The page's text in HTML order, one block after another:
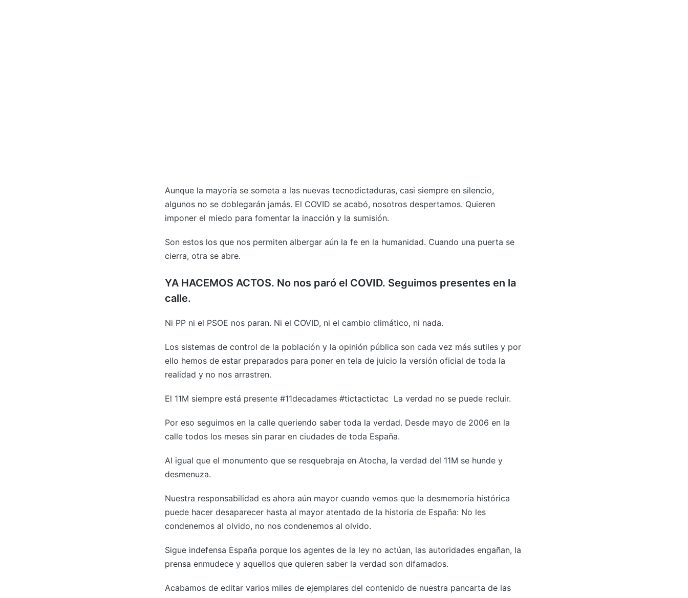
Aunque la mayoría se someta a las nuevas tecnodictaduras, casi siempre en silencio,
algunos no se doblegarán jamás. El COVID se acabó, nosotros despertamos. Quieren
imponer el miedo para fomentar la inacción y la sumisión.
Son estos los que nos permiten albergar aún la fe en la humanidad. Cuando una puerta se
cierra, otra se abre.
YA HACEMOS ACTOS. No nos paró el COVID. Seguimos presentes en la
calle.
Ni PP ni el PSOE nos paran. Ni el COVID, ni el cambio climático, ni nada.
Los sistemas de control de la población y la opinión pública son cada vez más sutiles y por
ello hemos de estar preparados para poner en tela de juicio la versión oficial de toda la
realidad y no nos arrastren.
El 11M siempre está presente #11decadames #tictactictac La verdad no se puede recluir.
Por eso seguimos en la calle queriendo saber toda la verdad. Desde mayo de 2006 en la
calle todos los meses sin parar en ciudades de toda España.
Al igual que el monumento que se resquebraja en Atocha, la verdad del 11M se hunde y
desmenuza.
Nuestra responsabilidad es ahora aún mayor cuando vemos que la desmemoria histórica
puede hacer desaparecer hasta al mayor atentado de la historia de España: No les
condenemos al olvido, no nos condenemos al olvido.
Sigue indefensa España porque los agentes de la ley no actúan, las autoridades engañan, la
prensa enmudece y aquellos que quieren saber la verdad son difamados.
Acabamos de editar varios miles de ejemplares del contenido de nuestra pancarta de las